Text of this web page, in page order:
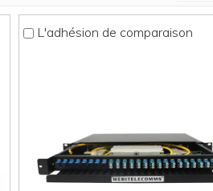
L'adhésion de comparaison